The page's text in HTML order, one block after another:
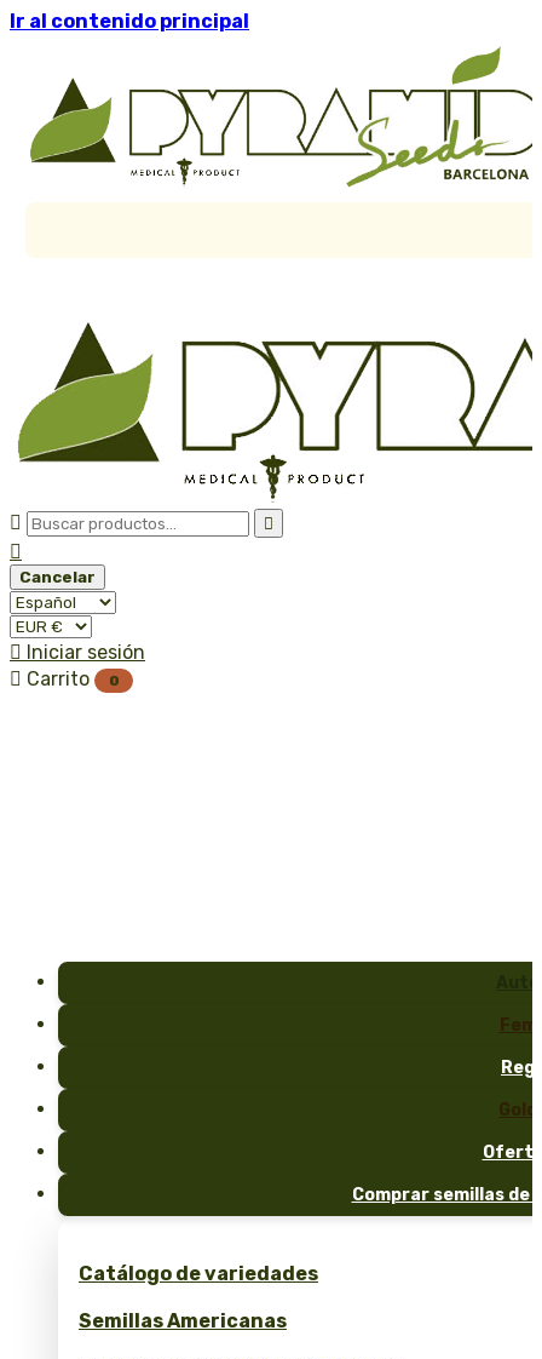
Ir al contenido principal
 

Cancelar
 Iniciar sesión
 Carrito 0
Fem
Reg
Gold
Comprar semillas de
Catálogo de variedades
Semillas Americanas